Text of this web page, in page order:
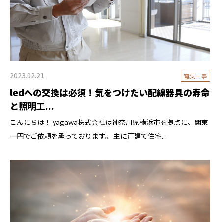
2023.02.21 電気工事
ledへの交換は必須！気をつけたい配線器具の寿命
と照明工...
こんにちは！ yagawa株式会社は神奈川県横浜市を拠点に、関東
一円でご依頼を承っております。 主に戸建て住宅...